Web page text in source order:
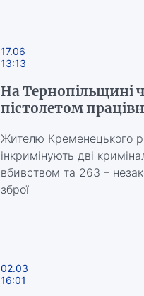
17.06
13:13
На Тернопільщині
пістолетом
Жителю Кременецького
інкримінують дві
вбивством та 263 –
зброї
02.03
16:01